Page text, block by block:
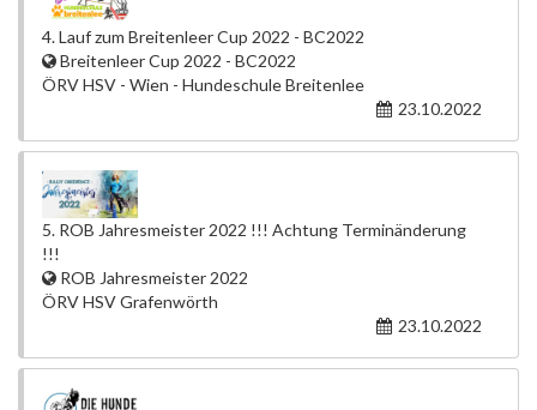
4. Lauf zum Breitenleer Cup 2022 - BC2022
Breitenleer Cup 2022 - BC2022
ÖRV HSV - Wien - Hundeschule Breitenlee
23.10.2022
5. ROB Jahresmeister 2022 !!! Achtung Terminänderung
!!!
ROB Jahresmeister 2022
ÖRV HSV Grafenwörth
23.10.2022